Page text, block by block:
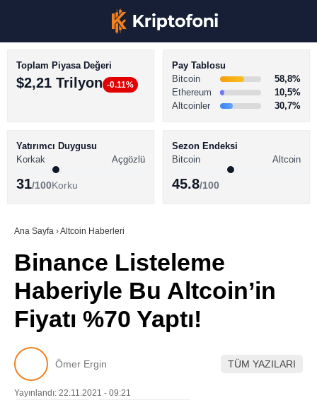
Youtube
TikTok
BİTCOİN HABERLERİ
ALTCOİN HABERLERİ
SÖZLÜK
Toplam Piyasa Değeri
$2,21 Trilyon -0.11%
Pay Tablosu
Bitcoin
58,8%
Ethereum
10,5%
Altcoinler
30,7%
Yatırımcı Duygusu
Korkak
Açgözlü
31/100Korku
Sezon Endeksi
Bitcoin
Altcoin
45.8/100
Ana Sayfa ›Altcoin Haberleri
Binance Listeleme
Haberiyle Bu Altcoin’in
Fiyatı %70 Yaptı!
Ömer Ergin TÜM YAZILARI
Yayınlandı: 22.11.2021 - 09:21